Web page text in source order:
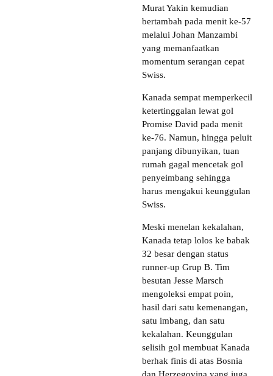
Murat Yakin kemudian
bertambah pada menit ke-57
melalui Johan Manzambi
yang memanfaatkan
momentum serangan cepat
Swiss.
Kanada sempat memperkecil
ketertinggalan lewat gol
Promise David pada menit
ke-76. Namun, hingga peluit
panjang dibunyikan, tuan
rumah gagal mencetak gol
penyeimbang sehingga
harus mengakui keunggulan
Swiss.
Meski menelan kekalahan,
Kanada tetap lolos ke babak
32 besar dengan status
runner-up Grup B. Tim
besutan Jesse Marsch
mengoleksi empat poin,
hasil dari satu kemenangan,
satu imbang, dan satu
kekalahan. Keunggulan
selisih gol membuat Kanada
berhak finis di atas Bosnia
dan Herzegovina yang juga